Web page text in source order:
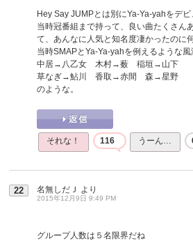
Hey Say JUMPとは別にYa-Ya-yahをデビ
当時冠番組まで持って、良い曲たくさん
て、あんなに人気と知名度凄かったのに
当時SMAPとYa-Ya-yahを例えるような風
中居→八乙女 木村→薮 稲垣→山下
草なぎ→鮎川 香取→赤間 森→星野
のような。
それな！ 116 うーん…
22 名無しだＪ より
2015年12月9日 9:49 PM
グループ人数は５名限界だね